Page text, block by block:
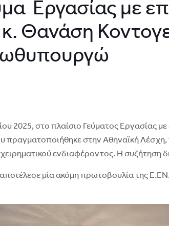
Εργασίας με
κ. Θανάση
2025, στο πλαίσιο Γεύματος
στην Αθηναϊκή Λέσχη,
ενδιαφέροντος. Η
μία ακόμη πρωτοβουλία της